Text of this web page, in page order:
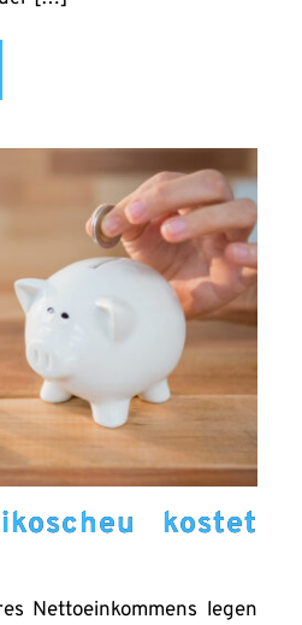
kostet
Nettoeinkommens legen